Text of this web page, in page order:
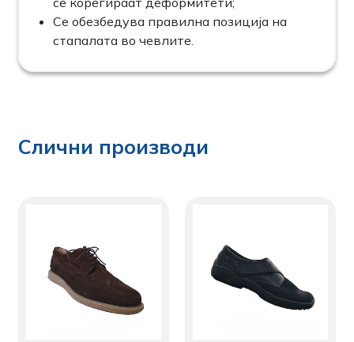
Се обезбедува правилна позиција на
стапалата во чевлите.
Слични производи